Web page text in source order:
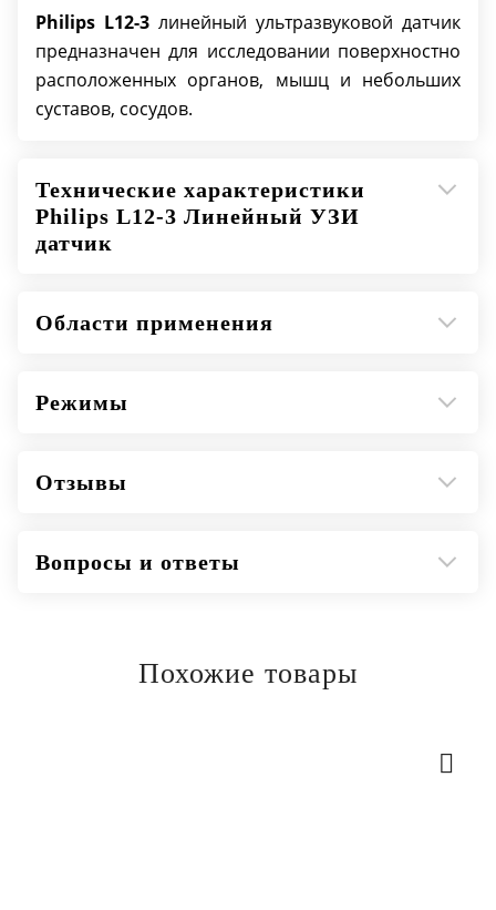
Philips L12-3 линейный ультразвуковой датчик
предназначен для исследовании поверхностно
расположенных органов, мышц и небольших
суставов, сосудов.
Технические характеристики
Philips L12-3 Линейный УЗИ
датчик
Области применения
Режимы
Отзывы
Вопросы и ответы
Похожие товары